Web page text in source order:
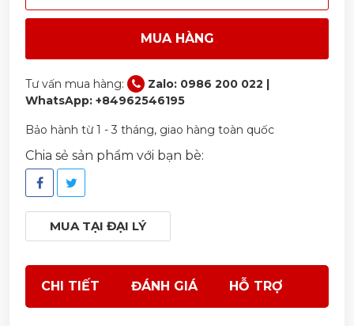
MUA HÀNG
Tư vấn mua hàng:
Zalo: 0986 200 022 |
WhatsApp: +84962546195
Bảo hành từ 1 - 3 tháng, giao hàng toàn quốc
Chia sẻ sản phẩm với bạn bè:
MUA TẠI ĐẠI LÝ
CHI TIẾT ĐÁNH GIÁ HỖ TRỢ